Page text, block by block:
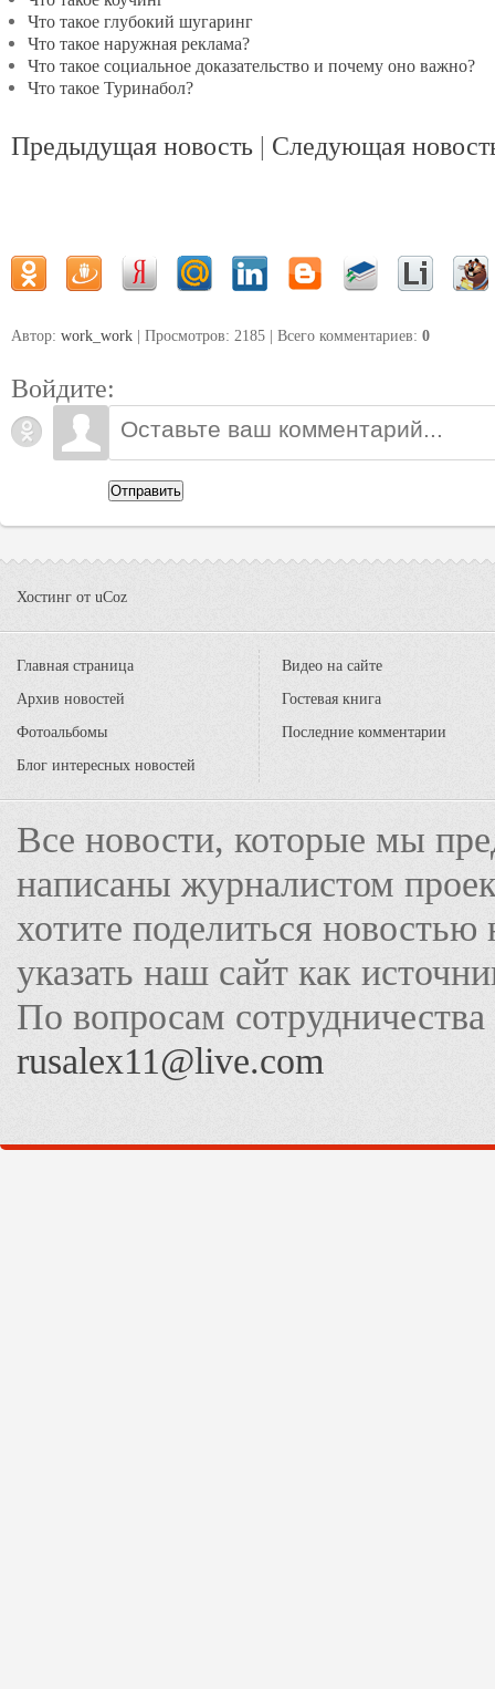
Что такое глубокий шугаринг
Что такое наружная реклама?
Что такое социальное доказательство и почему оно важно?
Что такое Туринабол?
Предыдущая новость | Следующая
Автор: work_work | Просмотров: 2185 | Всего комментариев: 0
Войдите:
Отправить
Хостинг от uCoz
Главная страница
Архив новостей
Фотоальбомы
Блог интересных новостей
Видео на сайте
Гостевая книга
Последние комментарии
Все новости, которые мы
написаны журналистом
хотите поделиться
указать наш сайт как
По вопросам
rusalex11@live.com